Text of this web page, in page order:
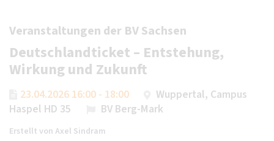
Veranstaltungen der BV Sachsen
Deutschlandticket – Entstehung,
Wirkung und Zukunft
23.04.2026 16:00 - 18:00
Wuppertal, Campus
Haspel HD 35
BV Berg-Mark
Erstellt von Axel Sindram